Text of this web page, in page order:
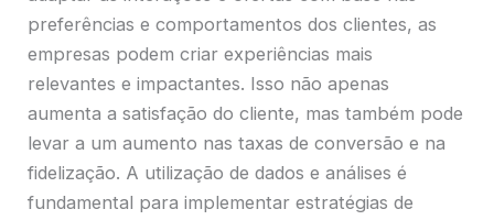
preferências e comportamentos dos clientes, as
empresas podem criar experiências mais
relevantes e impactantes. Isso não apenas
aumenta a satisfação do cliente, mas também pode
levar a um aumento nas taxas de conversão e na
fidelização. A utilização de dados e análises é
fundamental para implementar estratégias de